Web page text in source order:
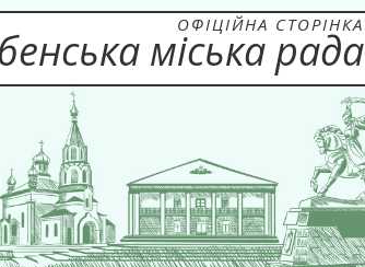
ОФІЦІЙНА СТОРІНКА
міська рада